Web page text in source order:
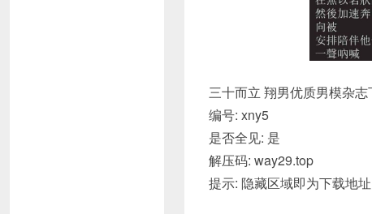
三十而立 翔男优质男模杂志
编号: xny5
是否全见: 是
解压码: way29.top
提示: 隐藏区域即为下载地